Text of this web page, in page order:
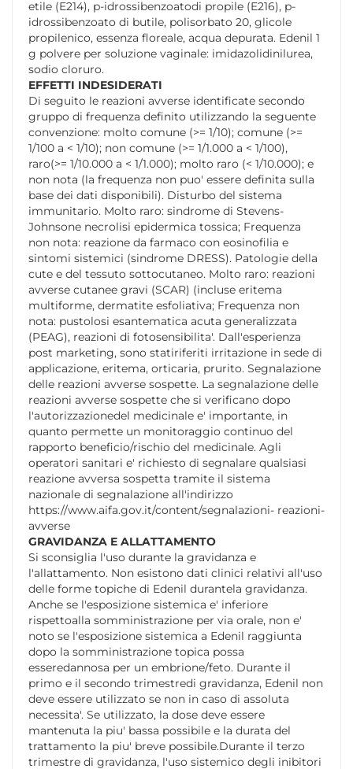
etile (E214), p-idrossibenzoatodi propile (E216), p-
idrossibenzoato di butile, polisorbato 20, glicole
propilenico, essenza floreale, acqua depurata. Edenil 1
g polvere per soluzione vaginale: imidazolidinilurea,
sodio cloruro.
EFFETTI INDESIDERATI
Di seguito le reazioni avverse identificate secondo
gruppo di frequenza definito utilizzando la seguente
convenzione: molto comune (>= 1/10); comune (>=
1/100 a < 1/10); non comune (>= 1/1.000 a < 1/100),
raro(>= 1/10.000 a < 1/1.000); molto raro (< 1/10.000); e
non nota (la frequenza non puo' essere definita sulla
base dei dati disponibili). Disturbo del sistema
immunitario. Molto raro: sindrome di Stevens-
Johnsone necrolisi epidermica tossica; Frequenza
non nota: reazione da farmaco con eosinofilia e
sintomi sistemici (sindrome DRESS). Patologie della
cute e del tessuto sottocutaneo. Molto raro: reazioni
avverse cutanee gravi (SCAR) (incluse eritema
multiforme, dermatite esfoliativa; Frequenza non
nota: pustolosi esantematica acuta generalizzata
(PEAG), reazioni di fotosensibilita'. Dall'esperienza
post marketing, sono statiriferiti irritazione in sede di
applicazione, eritema, orticaria, prurito. Segnalazione
delle reazioni avverse sospette. La segnalazione delle
reazioni avverse sospette che si verificano dopo
l'autorizzazionedel medicinale e' importante, in
quanto permette un monitoraggio continuo del
rapporto beneficio/rischio del medicinale. Agli
operatori sanitari e' richiesto di segnalare qualsiasi
reazione avversa sospetta tramite il sistema
nazionale di segnalazione all'indirizzo
https://www.aifa.gov.it/content/segnalazioni- reazioni-
avverse
GRAVIDANZA E ALLATTAMENTO
Si sconsiglia l'uso durante la gravidanza e
l'allattamento. Non esistono dati clinici relativi all'uso
delle forme topiche di Edenil durantela gravidanza.
Anche se l'esposizione sistemica e' inferiore
rispettoalla somministrazione per via orale, non e'
noto se l'esposizione sistemica a Edenil raggiunta
dopo la somministrazione topica possa
esseredannosa per un embrione/feto. Durante il
primo e il secondo trimestredi gravidanza, Edenil non
deve essere utilizzato se non in caso di assoluta
necessita'. Se utilizzato, la dose deve essere
mantenuta la piu' bassa possibile e la durata del
trattamento la piu' breve possibile.Durante il terzo
trimestre di gravidanza, l'uso sistemico degli inibitori